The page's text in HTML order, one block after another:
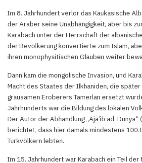
Im 8. Jahrhundert verlor das Kaukasische
der Araber seine Unabhängigkeit, aber bis
Karabach unter der Herrschaft der
der Bevölkerung konvertierte zum Islam,
ihren monophysitischen Glauben weiter
Dann kam die mongolische Invasion, und
Macht des Staates der Ilkhaniden, die später
grausamen Eroberers Tamerlan ersetzt
Jahrhunderts war die Bildung des lokalen
Der Autor der Abhandlung „Aja‘ib ad-Dunya“
berichtet, dass hier damals mindestens
Turkvölkern lebten.
Im 15. Jahrhundert war Karabach ein Teil